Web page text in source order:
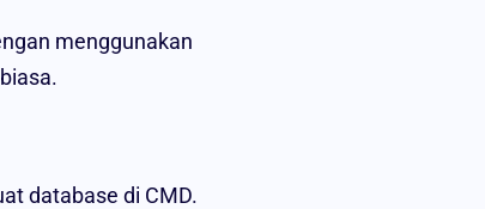
menggunakan
database di CMD.